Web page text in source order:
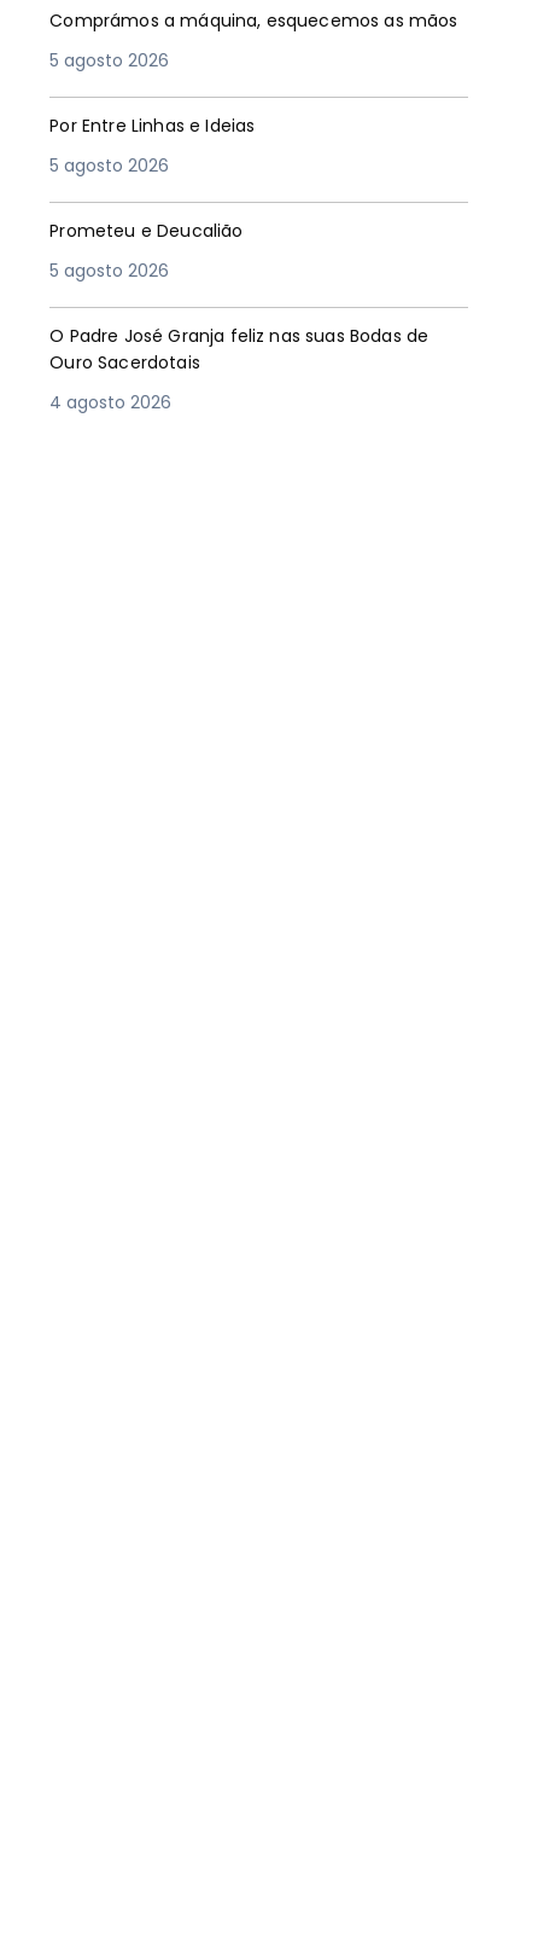
Comprámos a máquina, esquecemos as mãos
5 agosto 2026
Por Entre Linhas e Ideias
5 agosto 2026
Prometeu e Deucalião
5 agosto 2026
O Padre José Granja feliz nas suas Bodas de
Ouro Sacerdotais
4 agosto 2026